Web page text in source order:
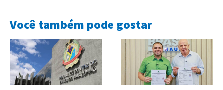
Você também pode gostar